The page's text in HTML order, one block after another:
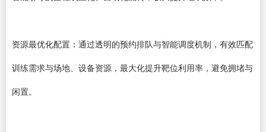
资源最优化配置：通过透明的预约排队与智能调度机制，有效匹配
训练需求与场地、设备资源，最大化提升靶位利用率，避免拥堵与
闲置。